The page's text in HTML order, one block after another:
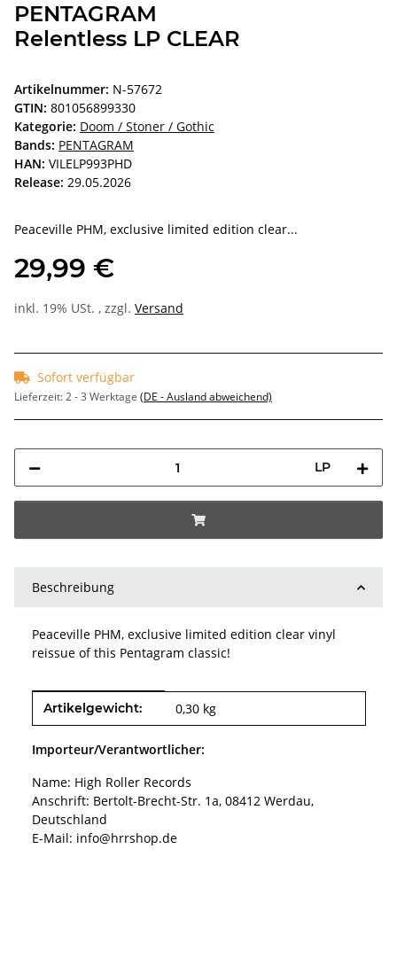
PENTAGRAM
Relentless LP CLEAR
Artikelnummer: N-57672
GTIN: 801056899330
Kategorie: Doom / Stoner / Gothic
Bands: PENTAGRAM
HAN: VILELP993PHD
Release: 29.05.2026
Peaceville PHM, exclusive limited edition clear...
29,99 €
inkl. 19% USt. , zzgl. Versand
Sofort verfügbar
Lieferzeit:2 - 3 Werktage (DE - Ausland abweichend)
LP
Beschreibung
Peaceville PHM, exclusive limited edition clear vinyl
reissue of this Pentagram classic!
Produkteigenschaft
Wert
Artikelgewicht: 0,30 kg
Importeur/Verantwortlicher:
Name: High Roller Records
Anschrift: Bertolt-Brecht-Str. 1a, 08412 Werdau,
Deutschland
E-Mail: info@hrrshop.de